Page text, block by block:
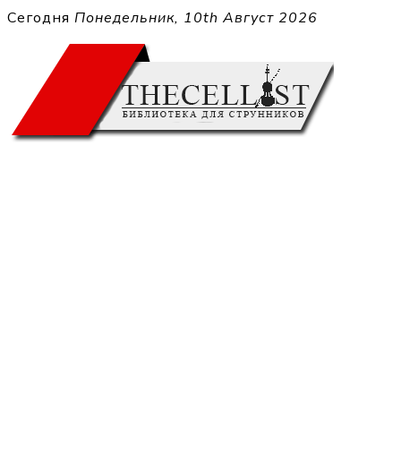
Перейти
содержимому
Сегодня Понедельник, 10th Август 2026